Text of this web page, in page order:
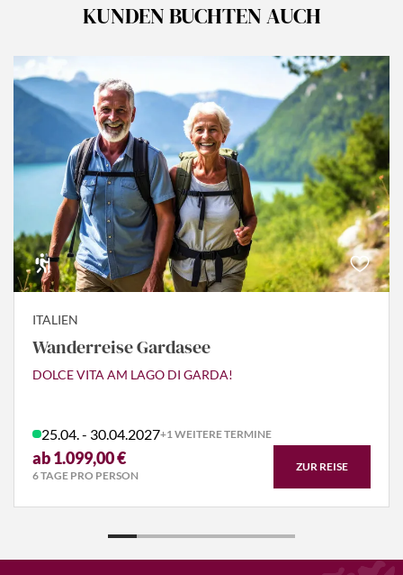
KUNDEN BUCHTEN AUCH
ITALIEN
Wanderreise Gardasee
DOLCE VITA AM LAGO DI GARDA!
25.04. - 30.04.2027+1 WEITERE TERMINE
ab 1.099,00 €
6 TAGE PRO PERSON
ZUR REISE